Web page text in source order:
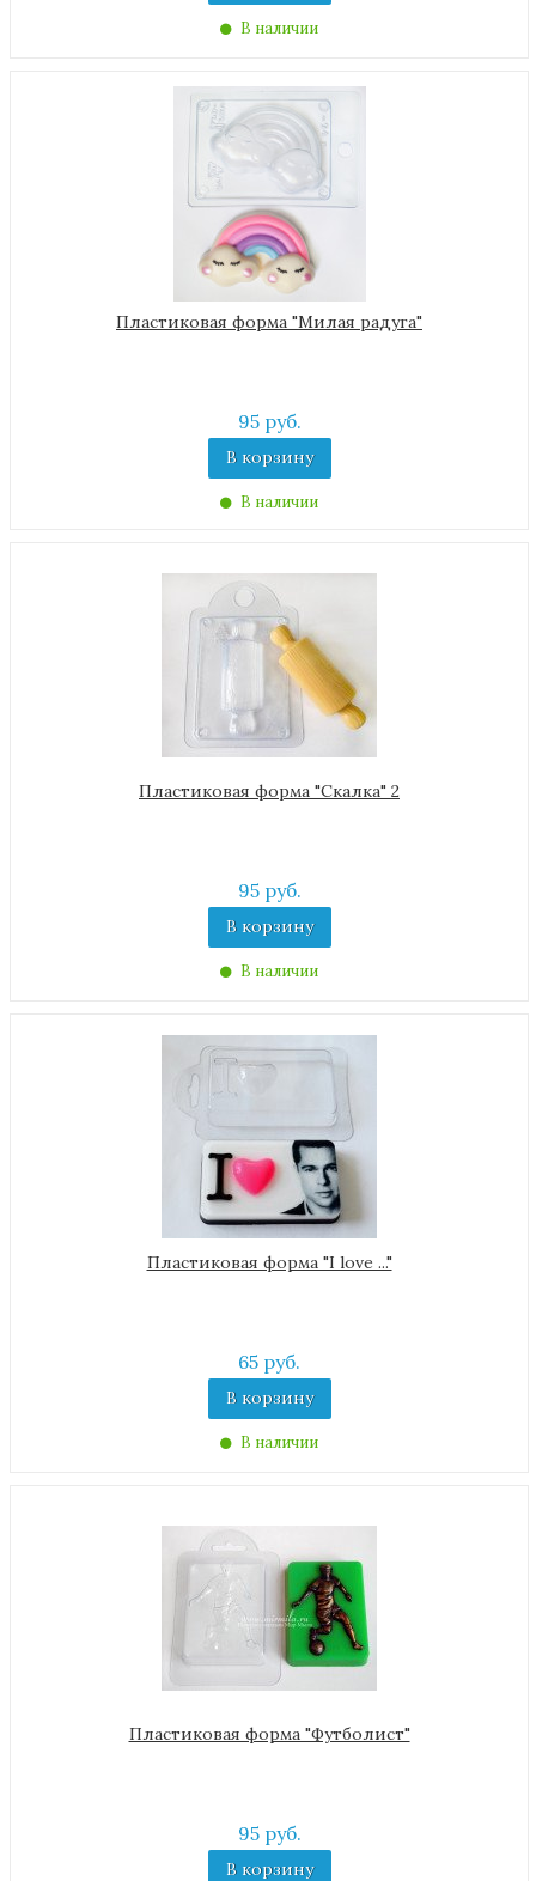
В наличии
Пластиковая форма "Милая радуга"
95 руб.
В корзину
В наличии
Пластиковая форма "Скалка" 2
95 руб.
В корзину
В наличии
Пластиковая форма "I love ..."
65 руб.
В корзину
В наличии
Пластиковая форма "Футболист"
95 руб.
В корзину